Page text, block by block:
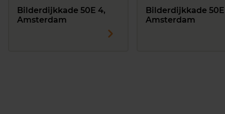
Bilderdijkkade 50E 4,
Amsterdam
Bilderdijkkade 50E
Amsterdam